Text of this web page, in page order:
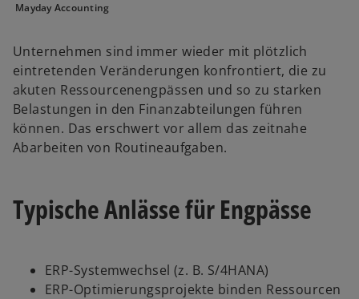
Mayday Accounting
Unternehmen sind immer wieder mit plötzlich
eintretenden Veränderungen konfrontiert, die zu
akuten Ressourcenengpässen und so zu starken
Belastungen in den Finanzabteilungen führen
können. Das erschwert vor allem das zeitnahe
Abarbeiten von Routineaufgaben.
Typische Anlässe für Engpässe
ERP-Systemwechsel (z. B. S/4HANA)
ERP-Optimierungsprojekte binden Ressourcen